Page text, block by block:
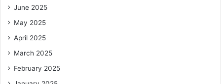
June 2025
May 2025
April 2025
March 2025
February 2025